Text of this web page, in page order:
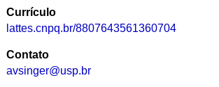
Currículo
lattes.cnpq.br/8807643561360704
Contato
avsinger@usp.br